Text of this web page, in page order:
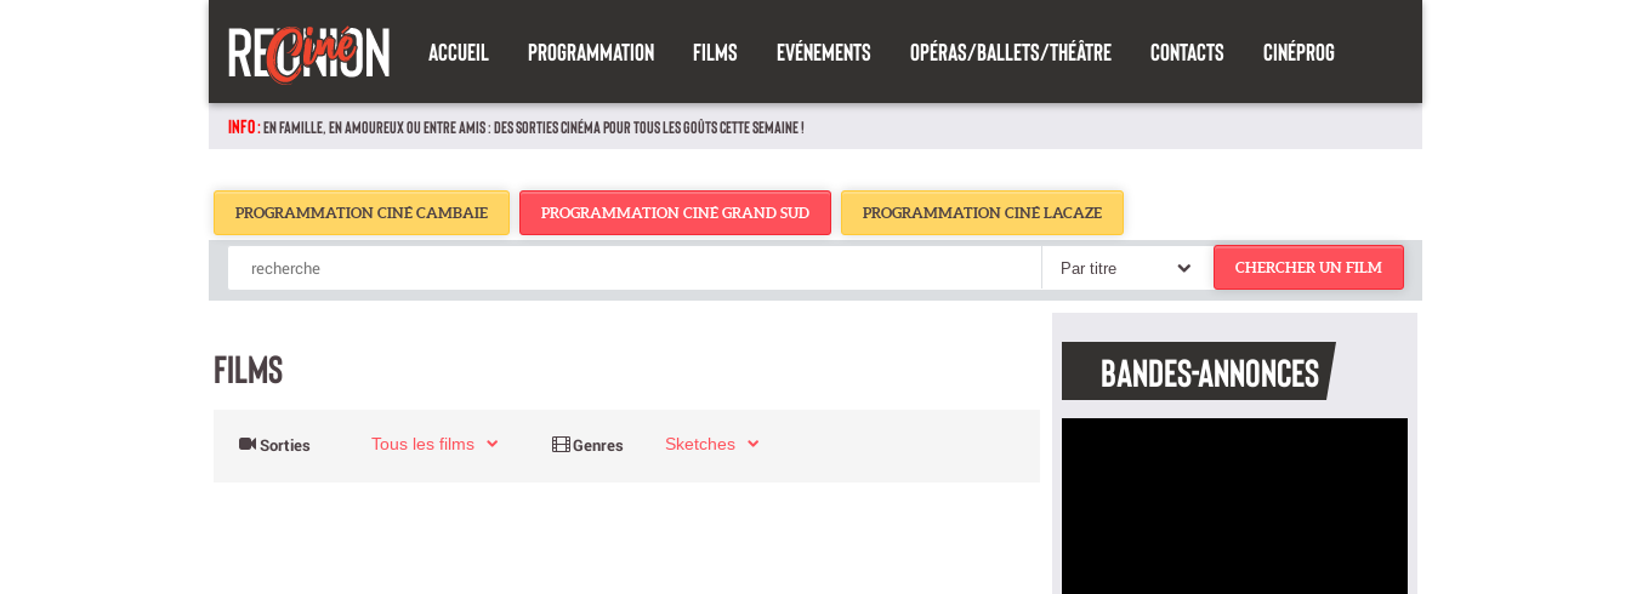
ACCUEIL PROGRAMMATION FILMS EVÉNEMENTS OPÉRAS/BALLETS/THÉÂTRE CONTACTS CINÉPROG
INFO :EN FAMILLE, EN AMOUREUX OU ENTRE AMIS : DES SORTIES CINÉMA POUR TOUS LES GOÛTS CETTE SEMAINE !
PROGRAMMATION CINÉ CAMBAIE PROGRAMMATION CINÉ GRAND SUD PROGRAMMATION CINÉ LACAZE
Par titre CHERCHER UN FILM
FILMS
Tous les films Sketches
BANDES-ANNONCES